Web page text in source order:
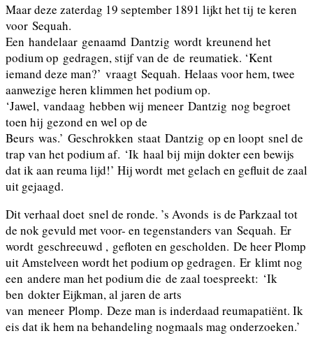
Maar deze zaterdag 19 september 1891 lijkt het tij te keren
voor Sequah.
Een handelaar genaamd Dantzig wordt kreunend het
podium op gedragen, stijf van de de reumatiek. ‘Kent
iemand deze man?’ vraagt Sequah. Helaas voor hem, twee
aanwezige heren klimmen het podium op.
‘Jawel, vandaag hebben wij meneer Dantzig nog begroet
toen hij gezond en wel op de
Beurs was.’ Geschrokken staat Dantzig op en loopt snel de
trap van het podium af. ‘Ik haal bij mijn dokter een bewijs
dat ik aan reuma lijd!’ Hij wordt met gelach en gefluit de zaal
uit gejaagd.
Dit verhaal doet snel de ronde. ’s Avonds is de Parkzaal tot
de nok gevuld met voor- en tegenstanders van Sequah. Er
wordt geschreeuwd , gefloten en gescholden. De heer Plomp
uit Amstelveen wordt het podium op gedragen. Er klimt nog
een andere man het podium die de zaal toespreekt: ‘Ik
ben dokter Eijkman, al jaren de arts
van meneer Plomp. Deze man is inderdaad reumapatiënt. Ik
eis dat ik hem na behandeling nogmaals mag onderzoeken.’